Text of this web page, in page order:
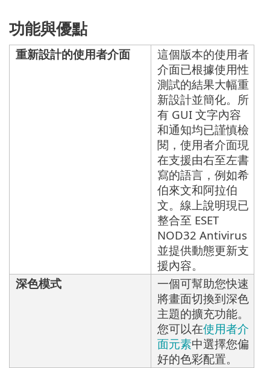
功能與優點
重新設計的使用者介面
這個版本的使用者
介面已根據使用性
測試的結果大幅重
新設計並簡化。所
有 GUI 文字內容
和通知均已謹慎檢
閱，使用者介面現
在支援由右至左書
寫的語言，例如希
伯來文和阿拉伯
文。線上說明現已
整合至 ESET
NOD32 Antivirus
並提供動態更新支
援內容。
深色模式
一個可幫助您快速
將畫面切換到深色
主題的擴充功能。
您可以在使用者介
面元素中選擇您偏
好的色彩配置。